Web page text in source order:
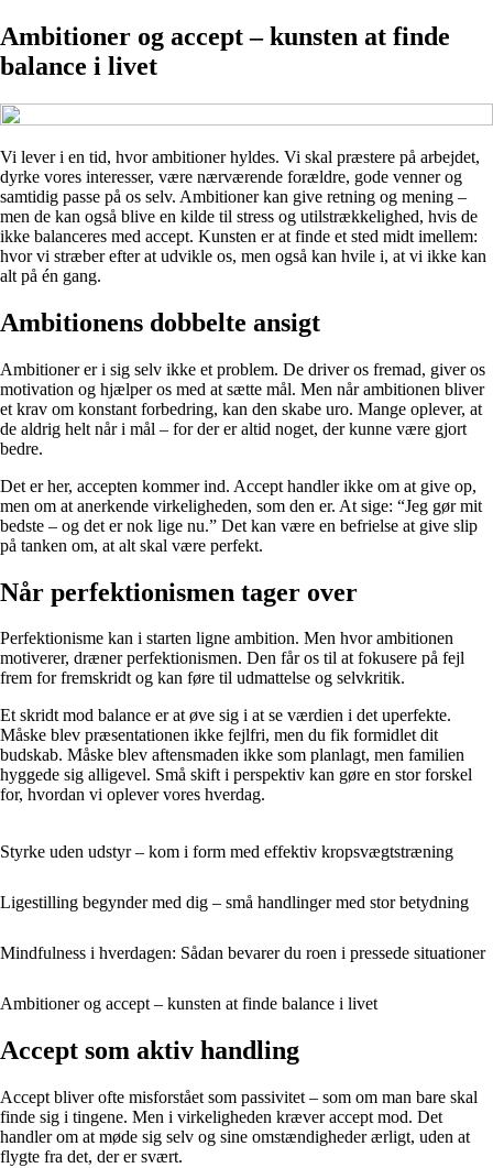
Ambitioner og accept – kunsten at finde
balance i livet
Vi lever i en tid, hvor ambitioner hyldes. Vi skal præstere på arbejdet,
dyrke vores interesser, være nærværende forældre, gode venner og
samtidig passe på os selv. Ambitioner kan give retning og mening –
men de kan også blive en kilde til stress og utilstrækkelighed, hvis de
ikke balanceres med accept. Kunsten er at finde et sted midt imellem:
hvor vi stræber efter at udvikle os, men også kan hvile i, at vi ikke kan
alt på én gang.
Ambitionens dobbelte ansigt
Ambitioner er i sig selv ikke et problem. De driver os fremad, giver os
motivation og hjælper os med at sætte mål. Men når ambitionen bliver
et krav om konstant forbedring, kan den skabe uro. Mange oplever, at
de aldrig helt når i mål – for der er altid noget, der kunne være gjort
bedre.
Det er her, accepten kommer ind. Accept handler ikke om at give op,
men om at anerkende virkeligheden, som den er. At sige: “Jeg gør mit
bedste – og det er nok lige nu.” Det kan være en befrielse at give slip
på tanken om, at alt skal være perfekt.
Når perfektionismen tager over
Perfektionisme kan i starten ligne ambition. Men hvor ambitionen
motiverer, dræner perfektionismen. Den får os til at fokusere på fejl
frem for fremskridt og kan føre til udmattelse og selvkritik.
Et skridt mod balance er at øve sig i at se værdien i det uperfekte.
Måske blev præsentationen ikke fejlfri, men du fik formidlet dit
budskab. Måske blev aftensmaden ikke som planlagt, men familien
hyggede sig alligevel. Små skift i perspektiv kan gøre en stor forskel
for, hvordan vi oplever vores hverdag.
Styrke uden udstyr – kom i form med effektiv kropsvægtstræning
Ligestilling begynder med dig – små handlinger med stor betydning
Mindfulness i hverdagen: Sådan bevarer du roen i pressede situationer
Ambitioner og accept – kunsten at finde balance i livet
Accept som aktiv handling
Accept bliver ofte misforstået som passivitet – som om man bare skal
finde sig i tingene. Men i virkeligheden kræver accept mod. Det
handler om at møde sig selv og sine omstændigheder ærligt, uden at
flygte fra det, der er svært.